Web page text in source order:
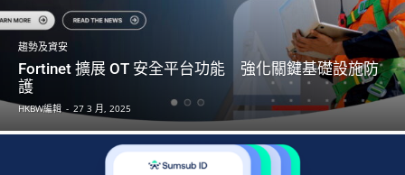
趨勢及資安
Fortinet 擴展 OT 安全平台功能 強化關鍵基礎設施防
護
HKBW編輯 - 27 3 月, 2025